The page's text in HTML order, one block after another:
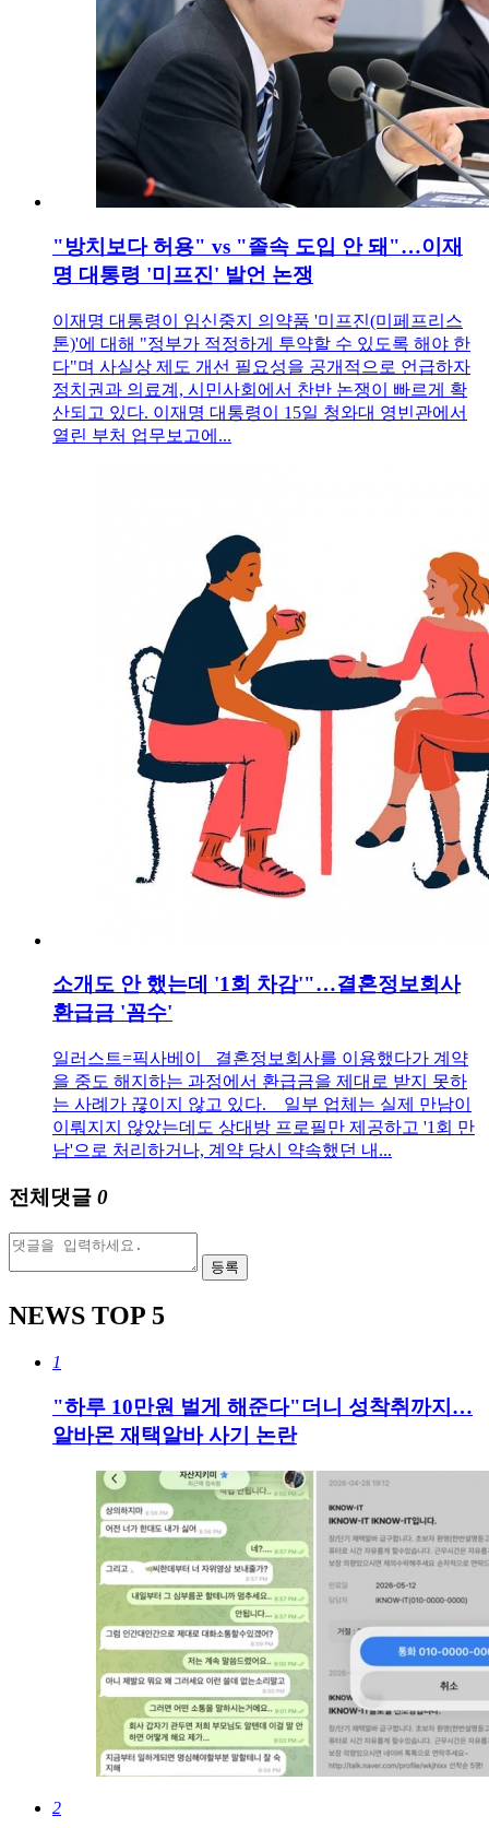
"방치보다 허용" vs "졸속 도입 안 돼"…이재
명 대통령 '미프진' 발언 논쟁
이재명 대통령이 임신중지 의약품 '미프진(미페프리스
톤)'에 대해 "정부가 적정하게 투약할 수 있도록 해야 한
다"며 사실상 제도 개선 필요성을 공개적으로 언급하자
정치권과 의료계, 시민사회에서 찬반 논쟁이 빠르게 확
산되고 있다. 이재명 대통령이 15일 청와대 영빈관에서
열린 부처 업무보고에...
소개도 안 했는데 '1회 차감'"…결혼정보회사
환급금 '꼼수'
일러스트=픽사베이 결혼정보회사를 이용했다가 계약
을 중도 해지하는 과정에서 환급금을 제대로 받지 못하
는 사례가 끊이지 않고 있다. 일부 업체는 실제 만남이
이뤄지지 않았는데도 상대방 프로필만 제공하고 '1회 만
남'으로 처리하거나, 계약 당시 약속했던 내...
전체댓글 0
등록
NEWS TOP 5
1
"하루 10만원 벌게 해준다"더니 성착취까지…
알바몬 재택알바 사기 논란
2